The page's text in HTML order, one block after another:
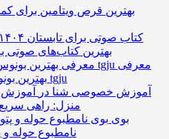
بهترین قرص ویتامین برای
بهترین کتاب‌های صوتی
معرفی
بهترین بونوس‌های فارکس در سایت tgju
آموزش خصوصی شنا در
منزل: راهی
بوی
نامطبوع حوله و